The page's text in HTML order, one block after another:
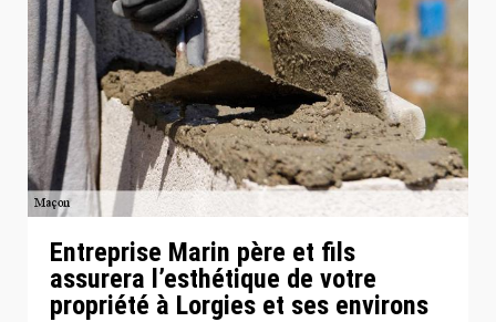
Entreprise Marin père et fils
assurera l’esthétique de votre
propriété à Lorgies et ses environs